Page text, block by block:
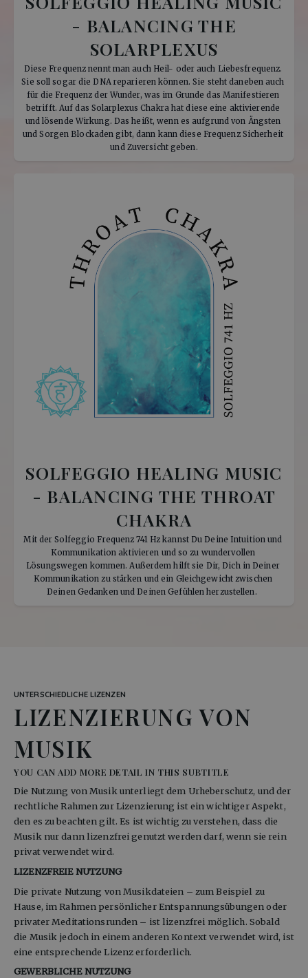
- BALANCING THE
SOLARPLEXUS
Diese Frequenz nennt man auch Heil- oder auch Liebesfrequenz.
Sie soll sogar die DNA reparieren können. Sie steht daneben auch
für die Frequenz der Wunder, was im Grunde das Manifestieren
betrifft. Auf das Solarplexus Chakra hat diese eine aktivierende
und lösende Wirkung. Das heißt, wenn es aufgrund von Ängsten
und Sorgen Blockaden gibt, dann kann diese Frequenz Sicherheit
und Zuversicht geben.
SOLFEGGIO HEALING MUSIC
- BALANCING THE THROAT
CHAKRA
Mit der Solfeggio Frequenz 741 Hz kannst Du Deine Intuition und
Kommunikation aktivieren und so zu wundervollen
Lösungswegen kommen. Außerdem hilft sie Dir, Dich in Deiner
Kommunikation zu stärken und ein Gleichgewicht zwischen
Deinen Gedanken und Deinen Gefühlen herzustellen.
UNTERSCHIEDLICHE LIZENZEN
LIZENZIERUNG VON
MUSIK
YOU CAN ADD MORE DETAIL IN THIS SUBTITLE
Die Nutzung von Musik unterliegt dem Urheberschutz, und der
rechtliche Rahmen zur Lizenzierung ist ein wichtiger Aspekt,
den es zu beachten gilt. Es ist wichtig zu verstehen, dass die
Musik nur dann lizenzfrei genutzt werden darf, wenn sie rein
privat verwendet wird.
LIZENZFREIE NUTZUNG
Die private Nutzung von Musikdateien – zum Beispiel zu
Hause, im Rahmen persönlicher Entspannungsübungen oder
privater Meditationsrunden – ist lizenzfrei möglich. Sobald
die Musik jedoch in einem anderen Kontext verwendet wird, ist
eine entsprechende Lizenz erforderlich.
GEWERBLICHE NUTZUNG